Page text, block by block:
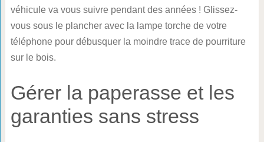
véhicule va vous suivre pendant des années ! Glissez-
vous sous le plancher avec la lampe torche de votre
téléphone pour débusquer la moindre trace de pourriture
sur le bois.
Gérer la paperasse et les
garanties sans stress